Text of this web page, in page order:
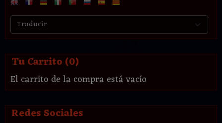
Tu Carrito (0)
El carrito de la compra está vacío
Redes Sociales